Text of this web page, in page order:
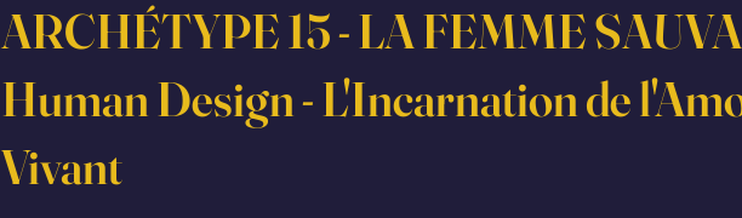
ARCHÉTYPE 15 - LA FEMME
Human Design - L'Incarnation de
Vivant